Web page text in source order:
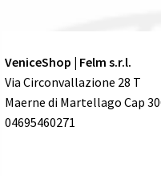
VeniceShop | Felm s.r.l.
Via Circonvallazione 28 T
Maerne di Martellago Cap
04695460271